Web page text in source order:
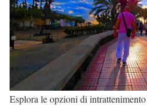
Esplora le opzioni di